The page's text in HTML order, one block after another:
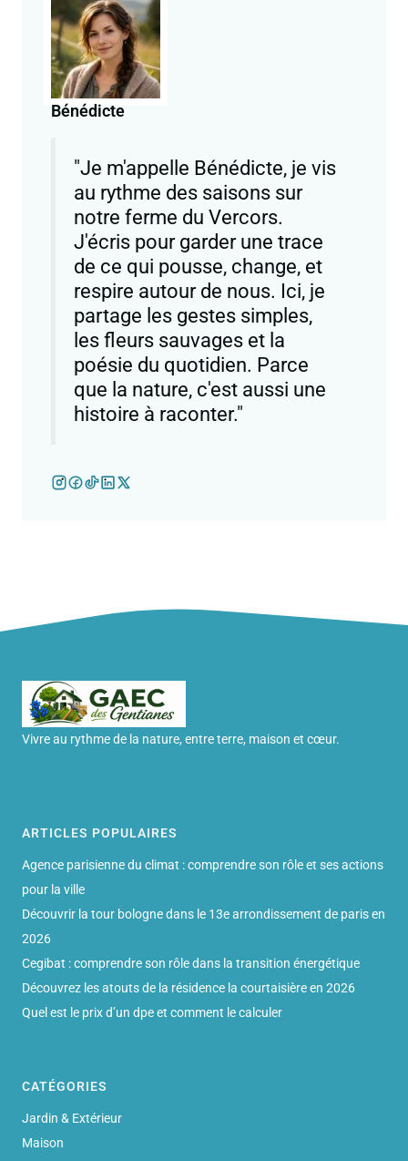
Bénédicte
"Je m'appelle Bénédicte, je vis
au rythme des saisons sur
notre ferme du Vercors.
J'écris pour garder une trace
de ce qui pousse, change, et
respire autour de nous. Ici, je
partage les gestes simples,
les fleurs sauvages et la
poésie du quotidien. Parce
que la nature, c'est aussi une
histoire à raconter."
Vivre au rythme de la nature, entre terre, maison et cœur.
ARTICLES POPULAIRES
Agence parisienne du climat : comprendre son rôle et ses actions
pour la ville
Découvrir la tour bologne dans le 13e arrondissement de paris en
2026
Cegibat : comprendre son rôle dans la transition énergétique
Découvrez les atouts de la résidence la courtaisière en 2026
Quel est le prix d’un dpe et comment le calculer
CATÉGORIES
Jardin & Extérieur
Maison